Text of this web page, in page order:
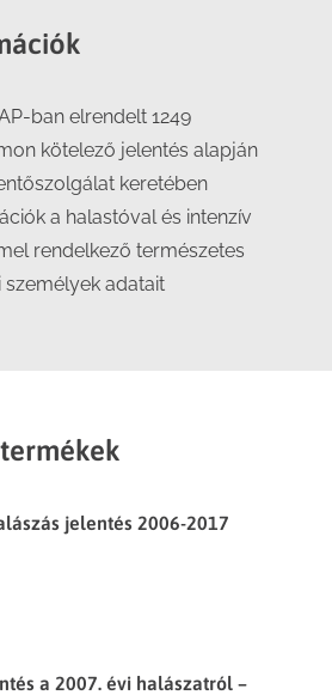
ban elrendelt 1249
kötelező jelentés alapján
keretében
a halastóval és intenzív
rendelkező természetes
adatait
jelentés 2006-2017
a 2007. évi halászatról –